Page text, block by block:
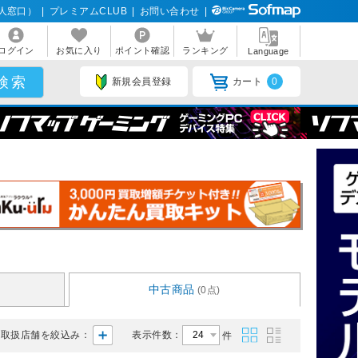
窓口） プレミアムCLUB お問い合わせ
グイン お気に入り ポイント確認 ランキング Language
新規会員登録 カート 0
中古商品 (0点)
表示件数： 件
取扱店舗を絞込み：